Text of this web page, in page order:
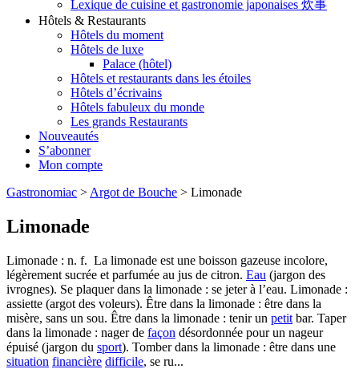
Lexique de cuisine et gastronomie japonaises 炊事
Hôtels & Restaurants
Hôtels du moment
Hôtels de luxe
Palace (hôtel)
Hôtels et restaurants dans les étoiles
Hôtels d’écrivains
Hôtels fabuleux du monde
Les grands Restaurants
Nouveautés
S’abonner
Mon compte
Gastronomiac > Argot de Bouche > Limonade
Limonade
Limonade : n. f. La limonade est une boisson gazeuse incolore,
légèrement sucrée et parfumée au jus de citron. Eau (jargon des
ivrognes). Se plaquer dans la limonade : se jeter à l’eau. Limonade :
assiette (argot des voleurs). Être dans la limonade : être dans la
misère, sans un sou. Être dans la limonade : tenir un petit bar. Taper
dans la limonade : nager de façon désordonnée pour un nageur
épuisé (jargon du sport). Tomber dans la limonade : être dans une
situation financière difficile, se ru...